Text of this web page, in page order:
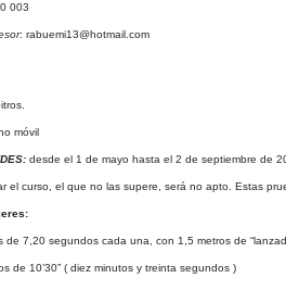
003
: rabuemi13@hotmail.com
móvil
desde el 1 de mayo hasta el 2 de septiembre de
el curso, el que no las supere, será no apto. Estas
de 7,20 segundos cada una, con 1,5 metros de
de 10’30” ( diez minutos y treinta segundos )